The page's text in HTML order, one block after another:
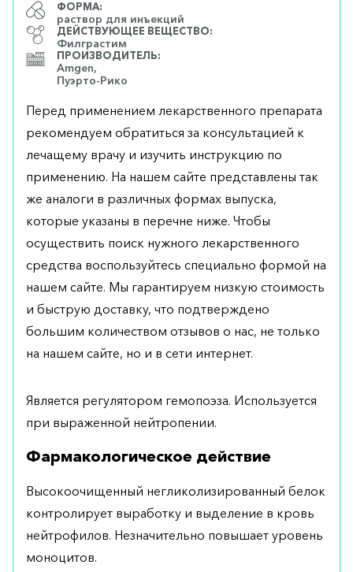
ФОРМА:
раствор для инъекций
ДЕЙСТВУЮЩЕЕ ВЕЩЕСТВО:
Филграстим
ПРОИЗВОДИТЕЛЬ:
Amgen,
Пуэрто-Рико
Перед применением лекарственного препарата
рекомендуем обратиться за консультацией к
лечащему врачу и изучить инструкцию по
применению. На нашем сайте представлены так
же аналоги в различных формах выпуска,
которые указаны в перечне ниже. Чтобы
осуществить поиск нужного лекарственного
средства воспользуйтесь специально формой на
нашем сайте. Мы гарантируем низкую стоимость
и быструю доставку, что подтверждено
большим количеством отзывов о нас, не только
на нашем сайте, но и в сети интернет.
Является регулятором гемопоэза. Используется
при выраженной нейтропении.
Фармакологическое действие
Высокоочищенный негликолизированный белок
контролирует выработку и выделение в кровь
нейтрофилов. Незначительно повышает уровень
моноцитов.